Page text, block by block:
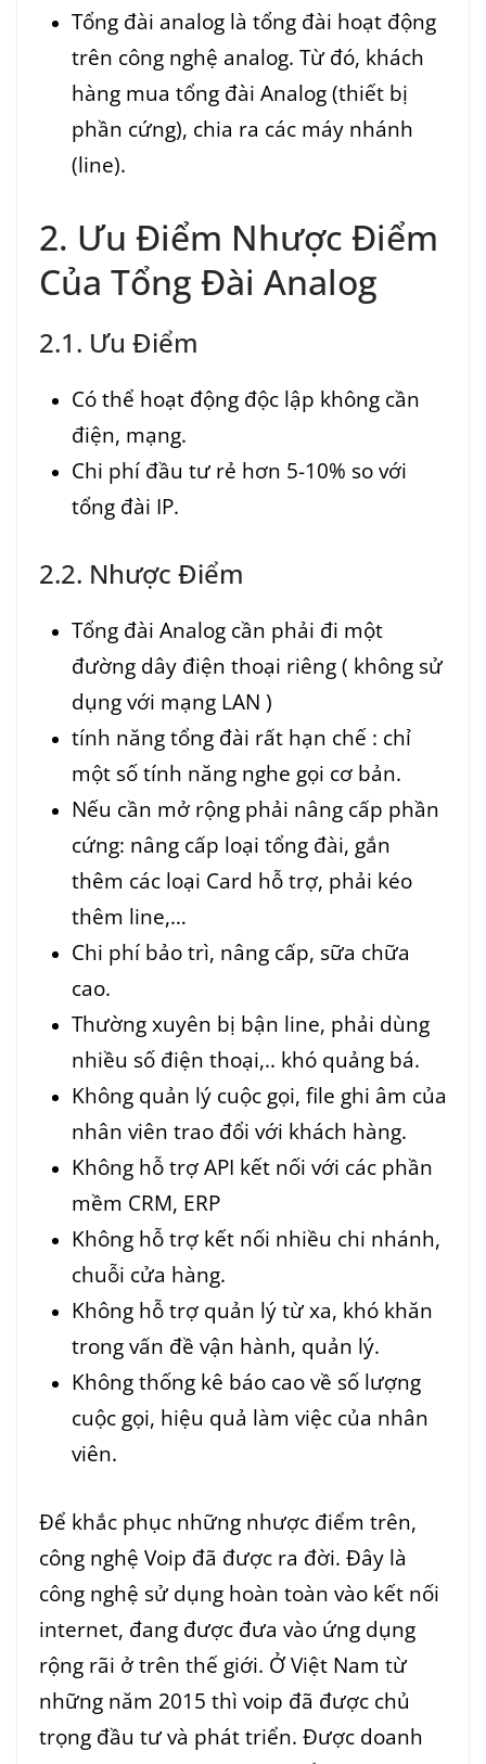
Tổng đài analog là tổng đài hoạt động
trên công nghệ analog. Từ đó, khách
hàng mua tổng đài Analog (thiết bị
phần cứng), chia ra các máy nhánh
(line).
2. Ưu Điểm Nhược Điểm
Của Tổng Đài Analog
2.1. Ưu Điểm
Có thể hoạt động độc lập không cần
điện, mạng.
Chi phí đầu tư rẻ hơn 5-10% so với
tổng đài IP.
2.2. Nhược Điểm
Tổng đài Analog cần phải đi một
đường dây điện thoại riêng ( không sử
dụng với mạng LAN )
tính năng tổng đài rất hạn chế : chỉ
một số tính năng nghe gọi cơ bản.
Nếu cần mở rộng phải nâng cấp phần
cứng: nâng cấp loại tổng đài, gắn
thêm các loại Card hỗ trợ, phải kéo
thêm line,…
Chi phí bảo trì, nâng cấp, sữa chữa
cao.
Thường xuyên bị bận line, phải dùng
nhiều số điện thoại,.. khó quảng bá.
Không quản lý cuộc gọi, file ghi âm của
nhân viên trao đổi với khách hàng.
Không hỗ trợ API kết nối với các phần
mềm CRM, ERP
Không hỗ trợ kết nối nhiều chi nhánh,
chuỗi cửa hàng.
Không hỗ trợ quản lý từ xa, khó khăn
trong vấn đề vận hành, quản lý.
Không thống kê báo cao về số lượng
cuộc gọi, hiệu quả làm việc của nhân
viên.
Để khắc phục những nhược điểm trên,
công nghệ Voip đã được ra đời. Đây là
công nghệ sử dụng hoàn toàn vào kết nối
internet, đang được đưa vào ứng dụng
rộng rãi ở trên thế giới. Ở Việt Nam từ
những năm 2015 thì voip đã được chủ
trọng đầu tư và phát triển. Được doanh